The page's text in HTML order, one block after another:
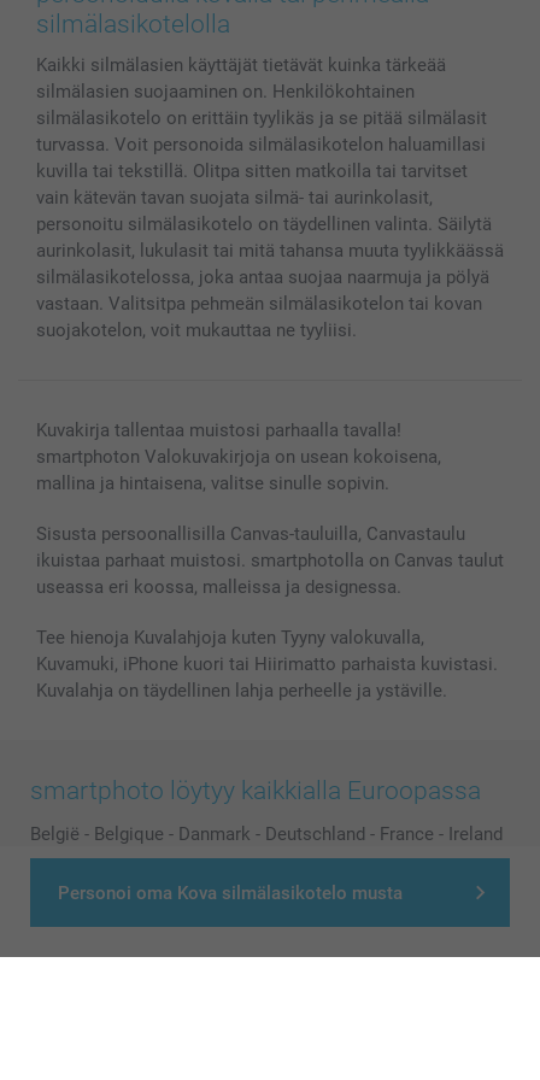
Personoi oma Kova silmälasikotelo musta
MyNameBook
Valokuvakehykset & Lisätarvikkeet
Lahjakortti
Kaikki kuvatuotteet
Ehdot/takuut
Hinnat & maksutavat
silmälasikotelolla
Kaikki silmälasien käyttäjät tietävät kuinka tärkeää
silmälasien suojaaminen on. Henkilökohtainen
silmälasikotelo on erittäin tyylikäs ja se pitää silmälasit
turvassa. Voit personoida silmälasikotelon haluamillasi
kuvilla tai tekstillä. Olitpa sitten matkoilla tai tarvitset
vain kätevän tavan suojata silmä- tai aurinkolasit,
personoitu silmälasikotelo on täydellinen valinta. Säilytä
aurinkolasit, lukulasit tai mitä tahansa muuta tyylikkäässä
silmälasikotelossa, joka antaa suojaa naarmuja ja pölyä
vastaan. Valitsitpa pehmeän silmälasikotelon tai kovan
suojakotelon, voit mukauttaa ne tyyliisi.
Kuvakirja tallentaa muistosi parhaalla tavalla!
smartphoton Valokuvakirjoja on usean kokoisena,
mallina ja hintaisena, valitse sinulle sopivin.
Sisusta persoonallisilla Canvas-tauluilla, Canvastaulu
ikuistaa parhaat muistosi. smartphotolla on Canvas taulut
useassa eri koossa, malleissa ja designessa.
Tee hienoja Kuvalahjoja kuten Tyyny valokuvalla,
Kuvamuki, iPhone kuori tai Hiirimatto parhaista kuvistasi.
Kuvalahja on täydellinen lahja perheelle ja ystäville.
smartphoto löytyy kaikkialla Euroopassa
België - Belgique - Danmark - Deutschland - France - Ireland
- Nederland - Norge - Österreich - Schweiz - Suisse -
Switzerland - Suomi - Sverige - United Kingdom
Other Countries